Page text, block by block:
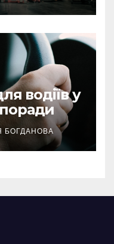
водіїв у
поради
БОГДАНОВА